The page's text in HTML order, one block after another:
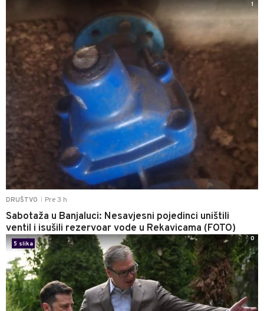
DRUŠTVO Pre 3 h
Sabotaža u Banjaluci: Nesavjesni pojedinci uništili
ventil i isušili rezervoar vode u Rekavicama (FOTO)
1
5 slika
0